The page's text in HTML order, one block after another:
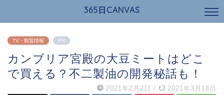
365日CANVAS
TV・観覧情報 PR
カンブリア宮殿の大豆ミートはどこ
で買える？不二製油の開発秘話も！
2021年2月2日 / 2021年3月18日